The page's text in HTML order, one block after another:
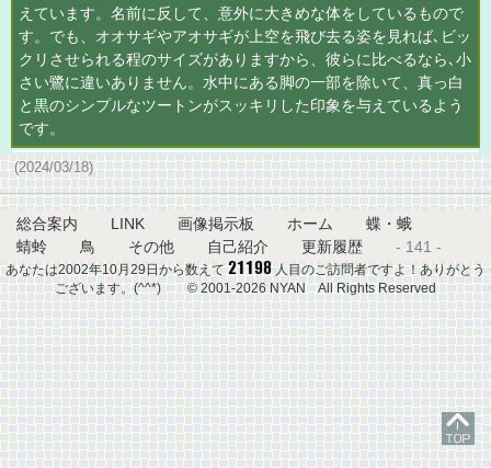
えています。名前に反して、意外に大きめな体をしているもので
す。でも、オオサギやアオサギが上空を飛び去る姿を見れば､ビッ
クリさせられる程のサイズがありますから、彼らに比べるなら､小
さい鷺に違いありません。水中にある脚の一部を除いて、真っ白
と黒のシンプルなツートンがスッキリした印象を与えているよう
です。
(2024/03/18)
総合案内 LINK 画像掲示板 ホーム
蝶・蛾
蜻蛉
鳥 その他 自己紹介 更新履歴 - 141 -
あなたは2002年10月29日から数えて
人目のご訪問者ですよ！ありがとう
ございます。(^^*) © 2001-2026 NYAN All Rights Reserved